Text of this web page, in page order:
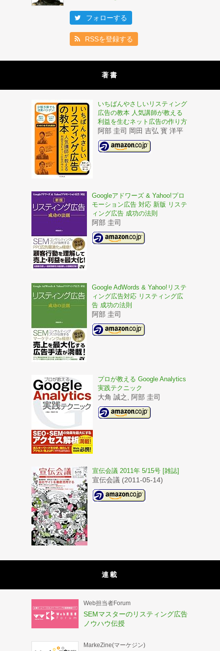
フォローする
RSSを登録する
著書
いちばんやさしいリスティング
広告の教本 人気講師が教える
利益を生むネット広告の作り方
阿部 圭司 岡田 吉弘 寳 洋平
Googleアドワーズ & Yahoo!プロ
モーション広告 対応 新版 リステ
ィング広告 成功の法則
阿部 圭司
Google AdWords & Yahoo!リステ
ィング広告対応 リスティング広
告 成功の法則
阿部 圭司
プロが教える Google Analytics
実践テクニック
大角 誠之, 阿部 圭司
宣伝会議 2011年 5/15号 [雑誌]
宣伝会議 (2011-05-14)
連載
Web担当者Forum
SEMマスターのリスティング広告
ノウハウ伝授
MarkeZine(マーケジン)